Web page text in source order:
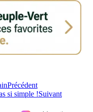
Précédent
si simple !Suivant